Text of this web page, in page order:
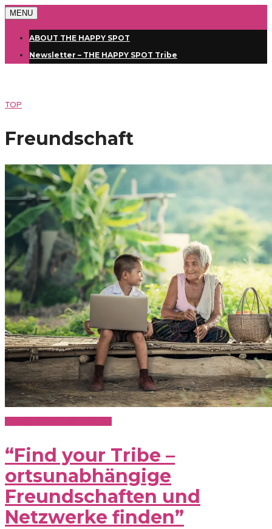
MENU
ABOUT THE HAPPY SPOT
Newsletter – THE HAPPY SPOT Tribe
TOP
Freundschaft
“Find your Tribe –
ortsunabhängige
Freundschaften und
Netzwerke finden”